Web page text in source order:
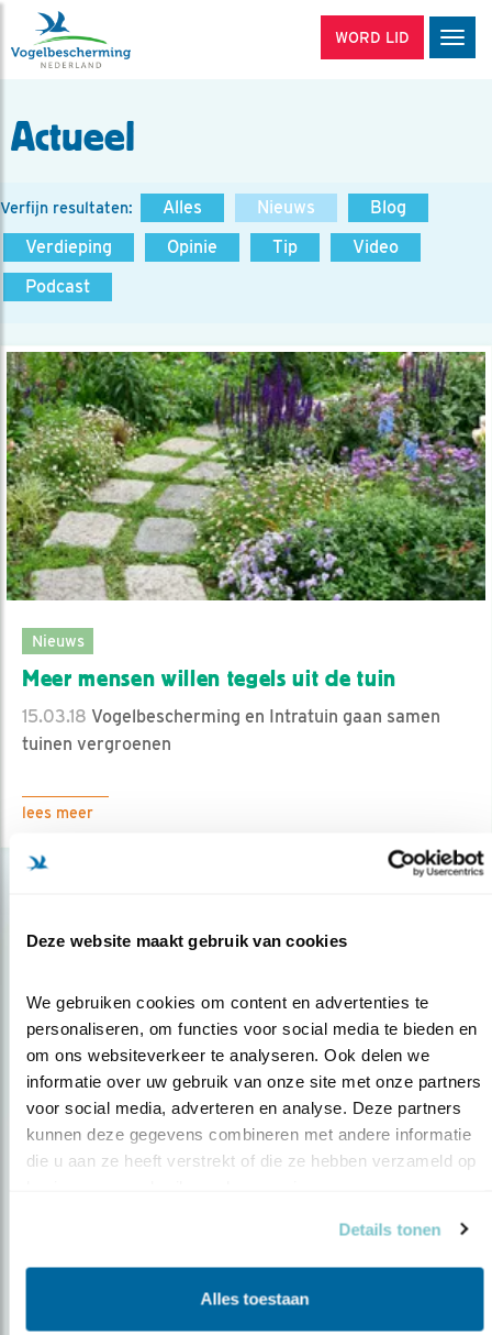
Deze website maakt gebruik van cookies
We gebruiken cookies om content en advertenties te
personaliseren, om functies voor social media te bieden en
om ons websiteverkeer te analyseren. Ook delen we
informatie over uw gebruik van onze site met onze partners
voor social media, adverteren en analyse. Deze partners
kunnen deze gegevens combineren met andere informatie
die u aan ze heeft verstrekt of die ze hebben verzameld op
Details tonen
Alles toestaan
WORD LID
Actueel
Verfijn resultaten: Alles Nieuws
Blog
Verdieping
Opinie Tip
Video
Podcast
Nieuws
Meer mensen willen tegels uit de tuin
15.03.18 Vogelbescherming en Intratuin gaan samen
tuinen vergroenen
lees meer
Op de hoogte blijven?
over vogels en activiteiten van Vogelbescherming.
AANMELDEN VOGELNIEUWS